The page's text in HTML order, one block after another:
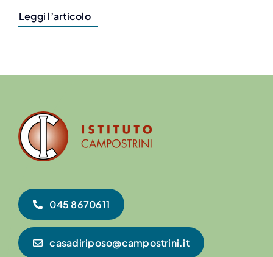
Leggi l’articolo
045 8670611
casadiriposo@campostrini.it